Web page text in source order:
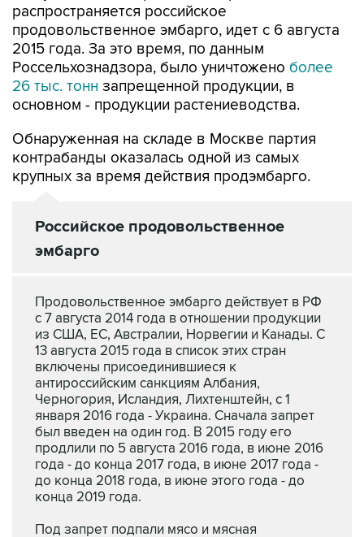
распространяется российское
продовольственное эмбарго, идет с 6 августа
2015 года. За это время, по данным
Россельхознадзора, было уничтожено более
26 тыс. тонн запрещенной продукции, в
основном - продукции растениеводства.
Обнаруженная на складе в Москве партия
контрабанды оказалась одной из самых
крупных за время действия продэмбарго.
Российское продовольственное
эмбарго
Продовольственное эмбарго действует в РФ
с 7 августа 2014 года в отношении продукции
из США, ЕС, Австралии, Норвегии и Канады. С
13 августа 2015 года в список этих стран
включены присоединившиеся к
антироссийским санкциям Албания,
Черногория, Исландия, Лихтенштейн, с 1
января 2016 года - Украина. Сначала запрет
был введен на один год. В 2015 году его
продлили по 5 августа 2016 года, в июне 2016
года - до конца 2017 года, в июне 2017 года -
до конца 2018 года, в июне этого года - до
конца 2019 года.
Под запрет подпали мясо и мясная